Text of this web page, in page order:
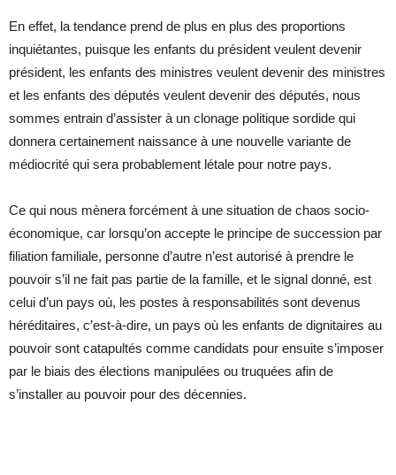
En effet, la tendance prend de plus en plus des proportions
inquiétantes, puisque les enfants du président veulent devenir
président, les enfants des ministres veulent devenir des ministres
et les enfants des députés veulent devenir des députés, nous
sommes entrain d’assister à un clonage politique sordide qui
donnera certainement naissance à une nouvelle variante de
médiocrité qui sera probablement létale pour notre pays.
Ce qui nous mènera forcément à une situation de chaos socio-
économique, car lorsqu’on accepte le principe de succession par
filiation familiale, personne d’autre n’est autorisé à prendre le
pouvoir s’il ne fait pas partie de la famille, et le signal donné, est
celui d’un pays où, les postes à responsabilités sont devenus
héréditaires, c’est-à-dire, un pays où les enfants de dignitaires au
pouvoir sont catapultés comme candidats pour ensuite s’imposer
par le biais des élections manipulées ou truquées afin de
s’installer au pouvoir pour des décennies.